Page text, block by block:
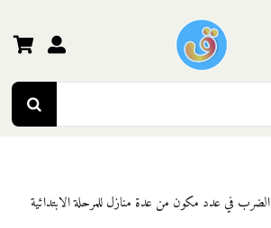
الضرب في عدد مكون من عدة منازل للمرحلة الابتدائية